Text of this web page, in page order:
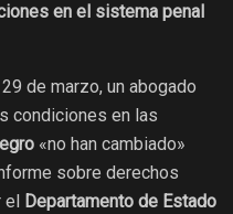
en el sistema penal
de marzo, un abogado
condiciones en las
«no han cambiado»
sobre derechos
Departamento de Estado